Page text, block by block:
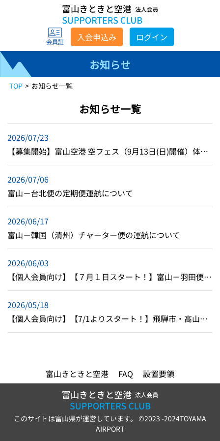
会員証 入会申込み ログイン
お知らせ
TOP お知らせ一覧
お知らせ一覧
2026/07/23
【募集開始】富山空港 空フェス（9月13日(日)開催）体験・見学イベントのご案内
2026/07/06
富山－台北便の定期便運航について
2026/06/17
富山－韓国（清州）チャーター便の運航について
2026/06/03
【個人会員向け】【７月１日スタート！】富山－羽田便 全国＆海外乗継キャンペーンのご案内
2026/05/18
【個人会員向け】【7/1よりスタート！】飛騨市・高山市にお住まいの方限定！富山空港スペシャル搭乗キャンペーンのご案内
富山きときと空港 FAQ 設置要領
このサイトは富山県が運営しています。 ©2023 -2024TOYAMA
AIRPORT